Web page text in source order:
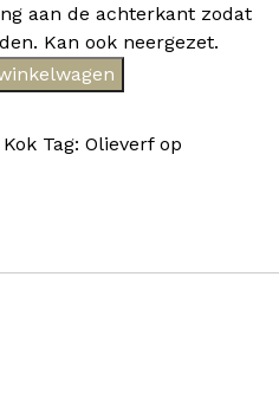
aan de achterkant zodat
Kan ook neergezet.
Tag: Olieverf op